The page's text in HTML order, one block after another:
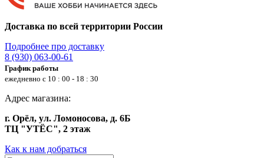
Доставка по всей территории России
Подробнее про доставку
8 (930) 063-00-61
График работы
ежедневно с 10 : 00 - 18 : 30
Адрес магазина:
г. Орёл, ул. Ломоносова, д. 6Б
ТЦ "УТЁС", 2 этаж
Как к нам добраться